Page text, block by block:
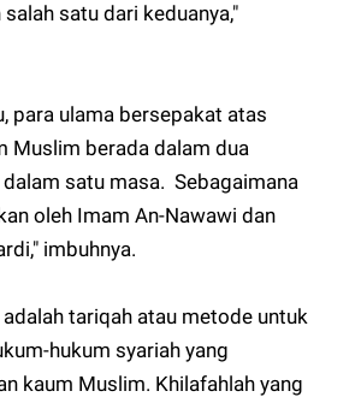
satu dari keduanya,"
para ulama bersepakat atas
Muslim berada dalam dua
satu masa. Sebagaimana
oleh Imam An-Nawawi dan
imbuhnya.
adalah tariqah atau metode untuk
hukum syariah yang
kaum Muslim. Khilafahlah yang